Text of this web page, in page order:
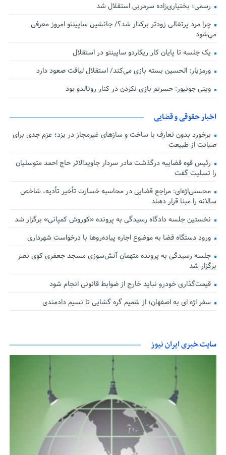
رسمی؛ بختیاری‌زاده سرمربی استقلال شد
چرا مرد پرتغالی زودتر برکنار شد؟/ جانشین ساپینتو امروز معرفی
می‌شود
یک جلسه تا پایان کار ریکاردو ساپینتو در استقلال
ورمزیار: الحسین بسته بازی می‌کند/ استقلال لیاقت صعود دارد
وینی جونیور: حسرتم بازی نکردن در کنار رونالدو بود
اخبار حقوقی و قضایی
برخورد بدون تعارف با ساخت‌ و سازهای غیرمجاز در یزد؛ عزم جدی برای
صیانت از طبیعت
رئیس قوه قضاییه درگذشت مادر سردار جاویدالاثر حاج احمد متوسلیان
را تسلیت گفت
محسنی‌اژه‌ای: مراجع قضایی در محاسبه خسارت تأخیر تأدیه، شاخص
سالانه را مبنا قرار دهند
نخستین جلسه دادگاه رسیدگی به پرونده «کوروش کمپانی» برگزار شد
ورود دستگاه قضا به موضوع اجاره پیاده‌روها با درخواست شهرداری
جلسه رسیدگی به پرونده متهمان آتش‌سوزی مسجد جعفری کوی نصر
برگزار شد
قیمت‌گذاری خودرو نباید خارج از ضوابط قانونی انجام شود
سفر اژه ای به اصفهان؛ از شمیم گره گشایی تا نسیم دادمندی
سایت خبری ایران نیوز